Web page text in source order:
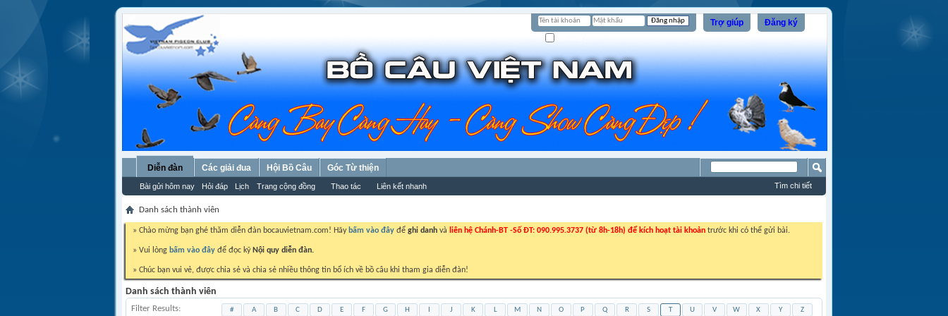
Đăng ký
Trợ giúp
Diễn đàn
Bài gửi hôm nay Hỏi đáp Lịch Trang cộng đồng Thao tác Liên kết nhanh
Các giải đua Hội Bồ Câu Góc Từ thiện
Tìm chi tiết
Danh sách thành viên
» Chào mừng bạn ghé thăm diễn đàn bocauvietnam.com! Hãy bấm vào đây để ghi danh và liên hệ Chánh-BT -Số ĐT: 090.995.3737 (từ 8h-18h) để kích hoạt tài khoản trước khi có thể gửi bài.
» Vui lòng bấm vào đây để đọc kỹ Nội quy diễn đàn.
» Chúc bạn vui vẻ, được chia sẻ và chia sẻ nhiều thông tin bổ ích về bồ câu khi tham gia diễn đàn!
Danh sách thành viên
Filter Results # A B C D E F G H J K L M N O P Q R S T U V W X Y Z